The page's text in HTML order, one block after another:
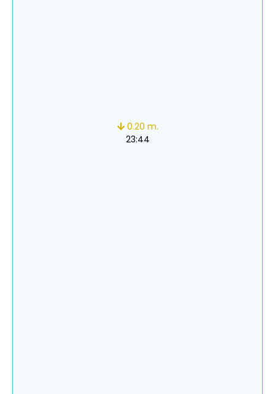
0.20 m.
23:44